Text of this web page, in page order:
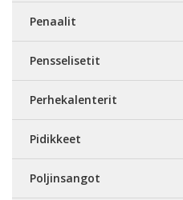
Penaalit
Pensselisetit
Perhekalenterit
Pidikkeet
Poljinsangot